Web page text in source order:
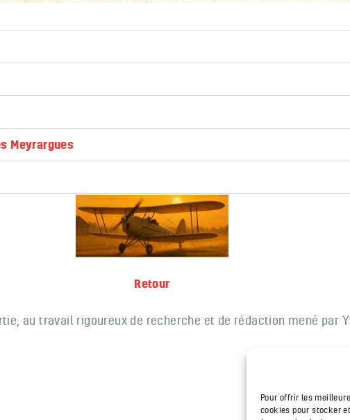
Pour offrir les
cookies pour stocker
Meyrargues
Retour
au travail rigoureux de recherche et de rédaction mené par